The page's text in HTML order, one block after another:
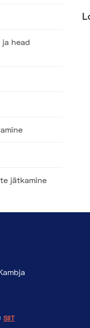
ja head
jätkamine
SIIT